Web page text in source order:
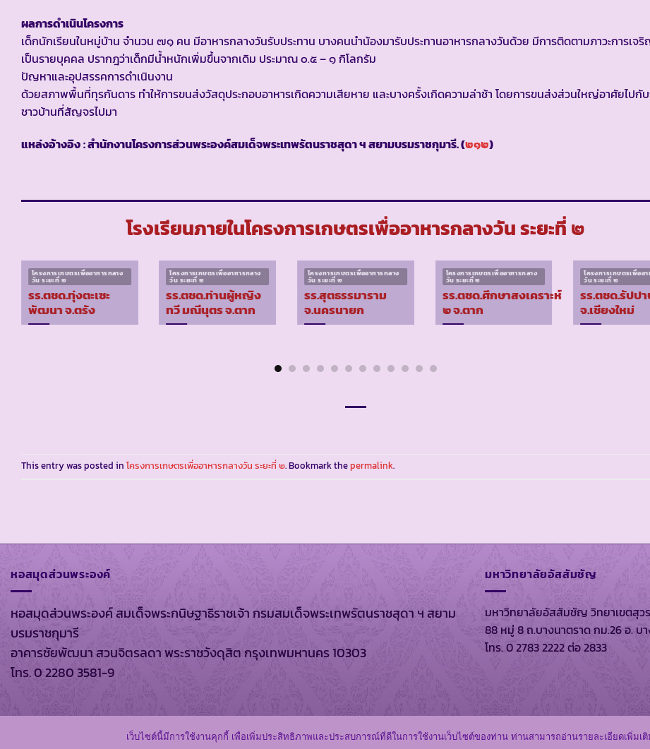
ผลการดำเนินโครงการ
เด็กนักเรียนในหมู่บ้าน จำนวน ๗๑ คน มีอาหารกลางวันรับประทาน บางคนนำน้องมารับประทานอาหารกลางวันด้วย มีการติดตามภาวะการเจ
เป็นรายบุคคล ปรากฎว่าเด็กมีน้ำหนักเพิ่มขึ้นจากเดิม ประมาณ ๐.๕ – ๑ กิโลกรัม
ปัญหาและอุปสรรคการดำเนินงาน
ด้วยสภาพพื้นที่ทุรกันดาร ทำให้การขนส่งวัสดุประกอบอาหารเกิดความเสียหาย และบางครั้งเกิดความล่าช้า โดยการขนส่งส่วนใหญ่อาศัยไปกั
ชาวบ้านที่สัญจรไปมา
แหล่งอ้างอิง: สำนักงานโครงการส่วนพระองค์สมเด็จพระเทพรัตนราชสุดา ฯ สยามบรมราชกุมารี. (๒๑๒)
โรงเรียนภายในโครงการเกษตรเพื่ออาหารกลางวัน ระยะที่ ๒
โครงการเกษตรเพื่ออาหารกลาง
วัน ระยะที่ ๒
รร.ตชด.ทุ่งตะเซะ
พัฒนา จ.ตรัง
โครงการเกษตรเพื่ออาหารกลาง
วัน ระยะที่ ๒
รร.ตชด.ท่านผู้หญิง
ทวี มณีนุตร จ.ตาก
โครงการเกษตรเพื่ออาหารกลาง
วัน ระยะที่ ๒
รร.สุตธรรมาราม
จ.นครนายก
โครงการเกษตรเพื่ออาหารกลาง
วัน ระยะที่ ๒
รร.ตชด.ศึกษาสงเคราะห์
๒ จ.ตาก
โครงการเกษตรเพื่ออา
วัน ระยะที่ ๒
รร.ตชด.รัปป
จ.เชียงใหม่
This entry was posted in โครงการเกษตรเพื่ออาหารกลางวัน ระยะที่ ๒. Bookmark thepermalink.
หอสมุดส่วนพระองค์
หอสมุดส่วนพระองค์ สมเด็จพระกนิษฐาธิราชเจ้า กรมสมเด็จพระเทพรัตนราชสุดา ฯ สยาม
บรมราชกุมารี
อาคารชัยพัฒนา สวนจิตรลดา พระราชวังดุสิต กรุงเทพมหานคร 10303
โทร. 0 2280 3581-9
มหาวิทยาลัยอัสสัมชัญ
มหาวิทยาลัยอัสสัมชัญ วิทยาเขตสุ
88 หมู่ 8 ถ.บางนาตราด กม.26 อ. บ
โทร. 0 2783 2222 ต่อ 2833
สงวนลิขสิทธิ์ พ.ศ. 2569 ตาม พรบ.ลิขสิทธิ์ พ.ศ. 2537 โดยหอสมุดส่วนพระองค์และมหาวิท
เว็บไซต์นี้มีการใช้งานคุกกี้ เพื่อเพิ่มประสิทธิภาพและประสบการณ์ที่ดีในการใช้งานเว็บไซต์ของท่าน ท่านสามารถอ่านรายละเอียดเพิ่มเ